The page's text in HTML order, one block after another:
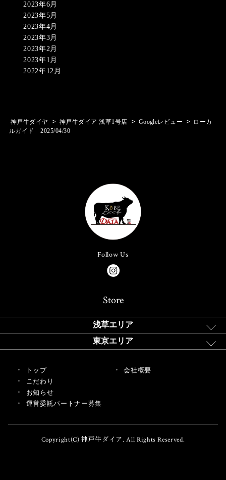
2023年6月
2023年5月
2023年4月
2023年3月
2023年2月
2023年1月
2022年12月
神戸牛ダイヤ > 神戸牛ダイア 浅草1号店 > Googleレビュー >
ローカ
ルガイド 2025/04/30
Follow Us
Store
浅草エリア
東京エリア
トップ
こだわり
お知らせ
運営委託パートナー募集
会社概要
Copyright(C) 神戸牛ダイア. All Rights Reserved.